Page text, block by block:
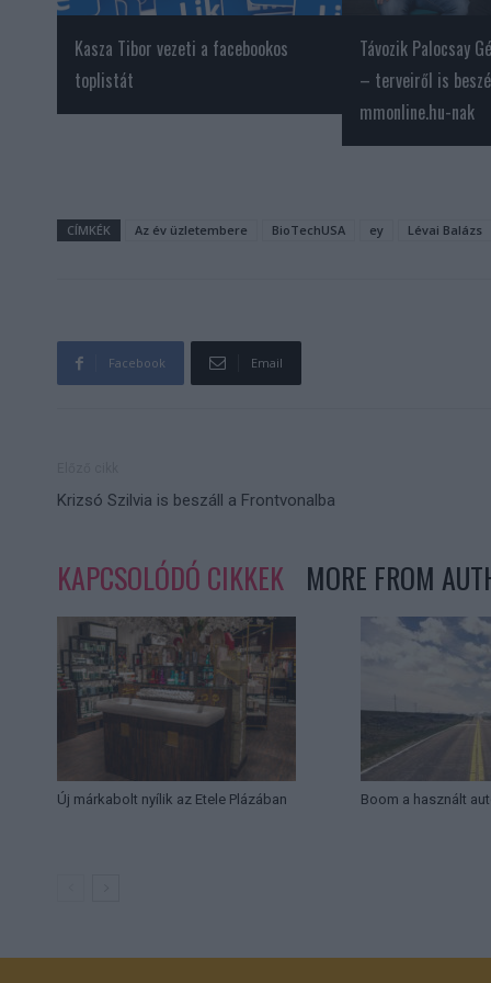
Kasza Tibor vezeti a facebookos
toplistát
Távozik Palocsay
– terveiről is
mmonline.hu-nak
CÍMKÉK Az év üzletembere BioTechUSA ey Lévai Balázs
Facebook Email
Krizsó Szilvia is beszáll a Frontvonalba
KAPCSOLÓDÓ CIKKEK MORE FROM
Új márkabolt nyílik az Etele Plázában Boom a használt